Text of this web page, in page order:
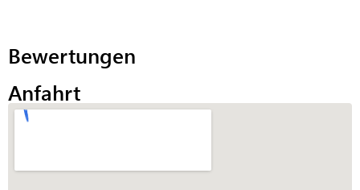
Bewertungen
Anfahrt